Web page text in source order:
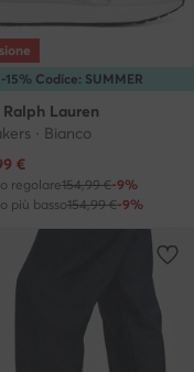
15% Codice: SUMMER
Ralph Lauren
· Bianco
attuale
€
regolare154,99 €-9%
più basso154,99 €-9%